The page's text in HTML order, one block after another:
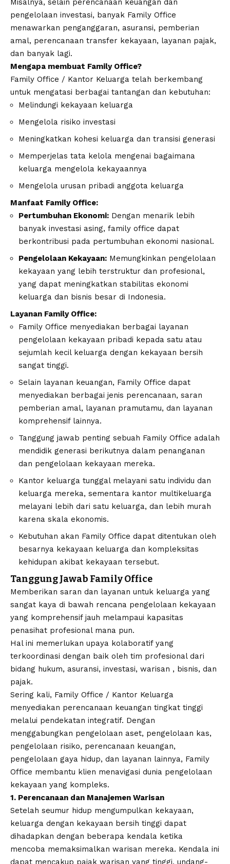
Misalnya, selain perencanaan keuangan dan
pengelolaan investasi, banyak Family Office
menawarkan penganggaran, asuransi, pemberian
amal, perencanaan transfer kekayaan, layanan pajak,
dan banyak lagi.
Mengapa membuat Family Office?
Family Office / Kantor Keluarga telah berkembang
untuk mengatasi berbagai tantangan dan kebutuhan:
Melindungi kekayaan keluarga
Mengelola risiko investasi
Meningkatkan kohesi keluarga dan transisi generasi
Memperjelas tata kelola mengenai bagaimana
keluarga mengelola kekayaannya
Mengelola urusan pribadi anggota keluarga
Manfaat Family Office:
Pertumbuhan Ekonomi: Dengan menarik lebih
banyak investasi asing, family office dapat
berkontribusi pada pertumbuhan ekonomi nasional.
Pengelolaan Kekayaan: Memungkinkan pengelolaan
kekayaan yang lebih terstruktur dan profesional,
yang dapat meningkatkan stabilitas ekonomi
keluarga dan bisnis besar di Indonesia.
Layanan Family Office:
Family Office menyediakan berbagai layanan
pengelolaan kekayaan pribadi kepada satu atau
sejumlah kecil keluarga dengan kekayaan bersih
sangat tinggi.
Selain layanan keuangan, Family Office dapat
menyediakan berbagai jenis perencanaan, saran
pemberian amal, layanan pramutamu, dan layanan
komprehensif lainnya.
Tanggung jawab penting sebuah Family Office adalah
mendidik generasi berikutnya dalam penanganan
dan pengelolaan kekayaan mereka.
Kantor keluarga tunggal melayani satu individu dan
keluarga mereka, sementara kantor multikeluarga
melayani lebih dari satu keluarga, dan lebih murah
karena skala ekonomis.
Kebutuhan akan Family Office dapat ditentukan oleh
besarnya kekayaan keluarga dan kompleksitas
kehidupan akibat kekayaan tersebut.
Tanggung Jawab Family Office
Memberikan saran dan layanan untuk keluarga yang
sangat kaya di bawah rencana pengelolaan kekayaan
yang komprehensif jauh melampaui kapasitas
penasihat profesional mana pun.
Hal ini memerlukan upaya kolaboratif yang
terkoordinasi dengan baik oleh tim profesional dari
bidang hukum, asuransi, investasi, warisan , bisnis, dan
pajak.
Sering kali, Family Office / Kantor Keluarga
menyediakan perencanaan keuangan tingkat tinggi
melalui pendekatan integratif. Dengan
menggabungkan pengelolaan aset, pengelolaan kas,
pengelolaan risiko, perencanaan keuangan,
pengelolaan gaya hidup, dan layanan lainnya, Family
Office membantu klien menavigasi dunia pengelolaan
kekayaan yang kompleks.
1. Perencanaan dan Manajemen Warisan
Setelah seumur hidup mengumpulkan kekayaan,
keluarga dengan kekayaan bersih tinggi dapat
dihadapkan dengan beberapa kendala ketika
mencoba memaksimalkan warisan mereka. Kendala ini
dapat mencakup pajak warisan yang tinggi, undang-